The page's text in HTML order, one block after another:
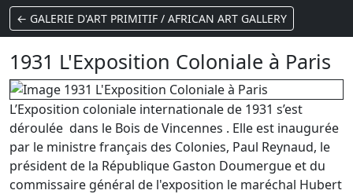
← GALERIE D'ART PRIMITIF / AFRICAN ART GALLERY
1931 L'Exposition Coloniale à Paris
L’Exposition coloniale internationale de 1931 s’est
déroulée dans le Bois de Vincennes . Elle est inaugurée
par le ministre français des Colonies, Paul Reynaud, le
président de la République Gaston Doumergue et du
commissaire général de l'exposition le maréchal Hubert